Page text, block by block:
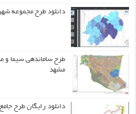
دانلود طرح مجموعه
طرح ساماندهی سیما و
مشهد
دانلود رایگان طرح